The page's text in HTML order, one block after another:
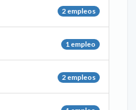
2 empleos
1 empleo
2 empleos